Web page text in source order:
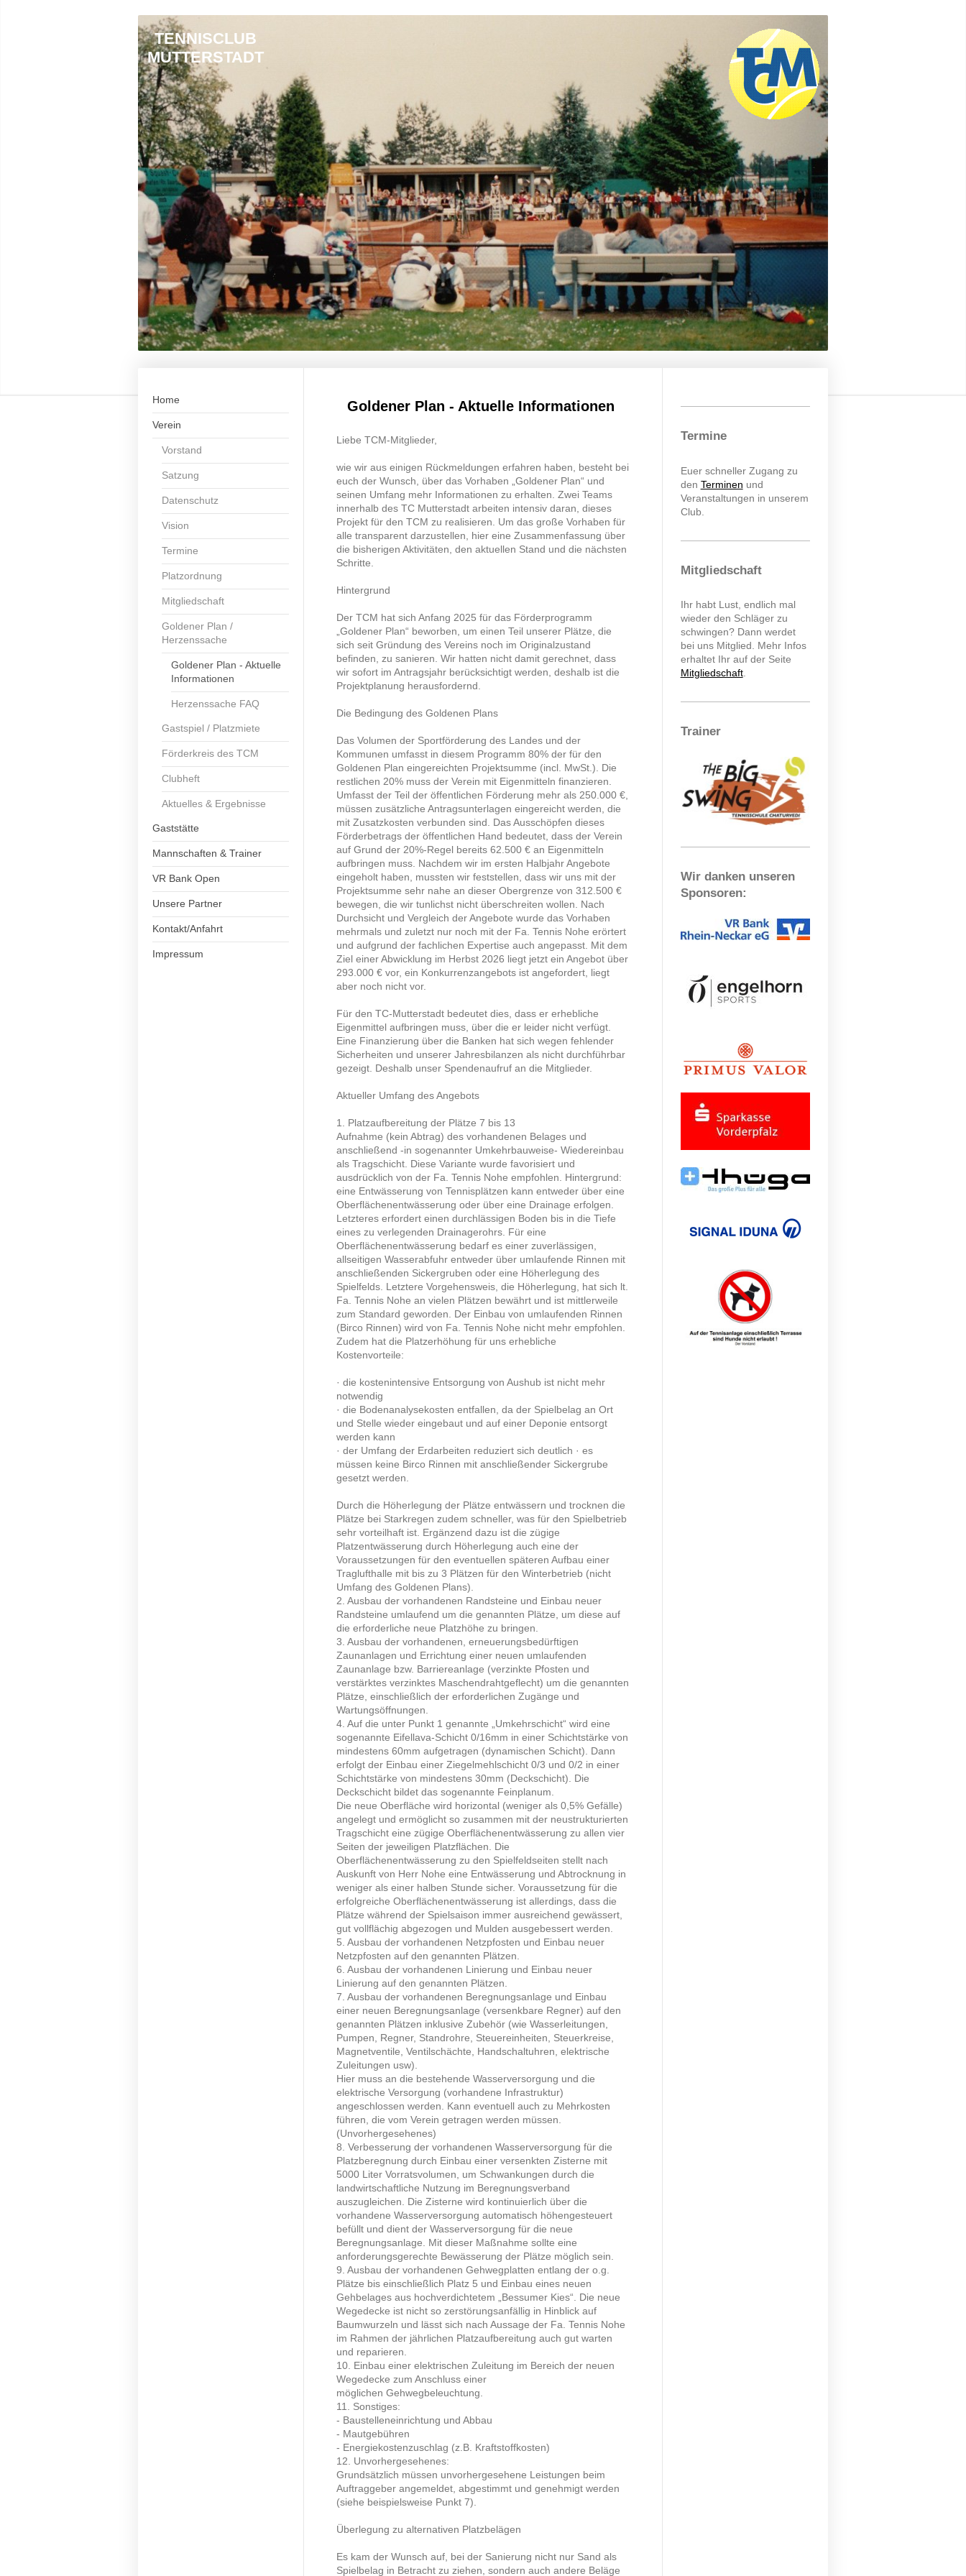
TENNISCLUB
MUTTERSTADT
Home
Verein
Vorstand
Satzung
Datenschutz
Vision
Termine
Platzordnung
Mitgliedschaft
Goldener Plan /
Herzenssache
Goldener Plan - Aktuelle
Informationen
Herzenssache FAQ
Gastspiel / Platzmiete
Förderkreis des TCM
Clubheft
Aktuelles & Ergebnisse
Gaststätte
Mannschaften & Trainer
VR Bank Open
Unsere Partner
Kontakt/Anfahrt
Impressum
Goldener Plan - Aktuelle Informationen
Liebe TCM-Mitglieder,
wie wir aus einigen Rückmeldungen erfahren haben, besteht bei
euch der Wunsch, über das Vorhaben „Goldener Plan“ und
seinen Umfang mehr Informationen zu erhalten. Zwei Teams
innerhalb des TC Mutterstadt arbeiten intensiv daran, dieses
Projekt für den TCM zu realisieren. Um das große Vorhaben für
alle transparent darzustellen, hier eine Zusammenfassung über
die bisherigen Aktivitäten, den aktuellen Stand und die nächsten
Schritte.
Hintergrund
Der TCM hat sich Anfang 2025 für das Förderprogramm
„Goldener Plan“ beworben, um einen Teil unserer Plätze, die
sich seit Gründung des Vereins noch im Originalzustand
befinden, zu sanieren. Wir hatten nicht damit gerechnet, dass
wir sofort im Antragsjahr berücksichtigt werden, deshalb ist die
Projektplanung herausfordernd.
Die Bedingung des Goldenen Plans
Das Volumen der Sportförderung des Landes und der
Kommunen umfasst in diesem Programm 80% der für den
Goldenen Plan eingereichten Projektsumme (incl. MwSt.). Die
restlichen 20% muss der Verein mit Eigenmitteln finanzieren.
Umfasst der Teil der öffentlichen Förderung mehr als 250.000 €,
müssen zusätzliche Antragsunterlagen eingereicht werden, die
mit Zusatzkosten verbunden sind. Das Ausschöpfen dieses
Förderbetrags der öffentlichen Hand bedeutet, dass der Verein
auf Grund der 20%-Regel bereits 62.500 € an Eigenmitteln
aufbringen muss. Nachdem wir im ersten Halbjahr Angebote
eingeholt haben, mussten wir feststellen, dass wir uns mit der
Projektsumme sehr nahe an dieser Obergrenze von 312.500 €
bewegen, die wir tunlichst nicht überschreiten wollen. Nach
Durchsicht und Vergleich der Angebote wurde das Vorhaben
mehrmals und zuletzt nur noch mit der Fa. Tennis Nohe erörtert
und aufgrund der fachlichen Expertise auch angepasst. Mit dem
Ziel einer Abwicklung im Herbst 2026 liegt jetzt ein Angebot über
293.000 € vor, ein Konkurrenzangebots ist angefordert, liegt
aber noch nicht vor.
Für den TC-Mutterstadt bedeutet dies, dass er erhebliche
Eigenmittel aufbringen muss, über die er leider nicht verfügt.
Eine Finanzierung über die Banken hat sich wegen fehlender
Sicherheiten und unserer Jahresbilanzen als nicht durchführbar
gezeigt. Deshalb unser Spendenaufruf an die Mitglieder.
Aktueller Umfang des Angebots
1. Platzaufbereitung der Plätze 7 bis 13
Aufnahme (kein Abtrag) des vorhandenen Belages und
anschließend -in sogenannter Umkehrbauweise- Wiedereinbau
als Tragschicht. Diese Variante wurde favorisiert und
ausdrücklich von der Fa. Tennis Nohe empfohlen. Hintergrund:
eine Entwässerung von Tennisplätzen kann entweder über eine
Oberflächenentwässerung oder über eine Drainage erfolgen.
Letzteres erfordert einen durchlässigen Boden bis in die Tiefe
eines zu verlegenden Drainagerohrs. Für eine
Oberflächenentwässerung bedarf es einer zuverlässigen,
allseitigen Wasserabfuhr entweder über umlaufende Rinnen mit
anschließenden Sickergruben oder eine Höherlegung des
Spielfelds. Letztere Vorgehensweis, die Höherlegung, hat sich lt.
Fa. Tennis Nohe an vielen Plätzen bewährt und ist mittlerweile
zum Standard geworden. Der Einbau von umlaufenden Rinnen
(Birco Rinnen) wird von Fa. Tennis Nohe nicht mehr empfohlen.
Zudem hat die Platzerhöhung für uns erhebliche
Kostenvorteile:
· die kostenintensive Entsorgung von Aushub ist nicht mehr
notwendig
· die Bodenanalysekosten entfallen, da der Spielbelag an Ort
und Stelle wieder eingebaut und auf einer Deponie entsorgt
werden kann
· der Umfang der Erdarbeiten reduziert sich deutlich · es
müssen keine Birco Rinnen mit anschließender Sickergrube
gesetzt werden.
Durch die Höherlegung der Plätze entwässern und trocknen die
Plätze bei Starkregen zudem schneller, was für den Spielbetrieb
sehr vorteilhaft ist. Ergänzend dazu ist die zügige
Platzentwässerung durch Höherlegung auch eine der
Voraussetzungen für den eventuellen späteren Aufbau einer
Traglufthalle mit bis zu 3 Plätzen für den Winterbetrieb (nicht
Umfang des Goldenen Plans).
2. Ausbau der vorhandenen Randsteine und Einbau neuer
Randsteine umlaufend um die genannten Plätze, um diese auf
die erforderliche neue Platzhöhe zu bringen.
3. Ausbau der vorhandenen, erneuerungsbedürftigen
Zaunanlagen und Errichtung einer neuen umlaufenden
Zaunanlage bzw. Barriereanlage (verzinkte Pfosten und
verstärktes verzinktes Maschendrahtgeflecht) um die genannten
Plätze, einschließlich der erforderlichen Zugänge und
Wartungsöffnungen.
4. Auf die unter Punkt 1 genannte „Umkehrschicht“ wird eine
sogenannte Eifellava-Schicht 0/16mm in einer Schichtstärke von
mindestens 60mm aufgetragen (dynamischen Schicht). Dann
erfolgt der Einbau einer Ziegelmehlschicht 0/3 und 0/2 in einer
Schichtstärke von mindestens 30mm (Deckschicht). Die
Deckschicht bildet das sogenannte Feinplanum.
Die neue Oberfläche wird horizontal (weniger als 0,5% Gefälle)
angelegt und ermöglicht so zusammen mit der neustrukturierten
Tragschicht eine zügige Oberflächenentwässerung zu allen vier
Seiten der jeweiligen Platzflächen. Die
Oberflächenentwässerung zu den Spielfeldseiten stellt nach
Auskunft von Herr Nohe eine Entwässerung und Abtrocknung in
weniger als einer halben Stunde sicher. Voraussetzung für die
erfolgreiche Oberflächenentwässerung ist allerdings, dass die
Plätze während der Spielsaison immer ausreichend gewässert,
gut vollflächig abgezogen und Mulden ausgebessert werden.
5. Ausbau der vorhandenen Netzpfosten und Einbau neuer
Netzpfosten auf den genannten Plätzen.
6. Ausbau der vorhandenen Linierung und Einbau neuer
Linierung auf den genannten Plätzen.
7. Ausbau der vorhandenen Beregnungsanlage und Einbau
einer neuen Beregnungsanlage (versenkbare Regner) auf den
genannten Plätzen inklusive Zubehör (wie Wasserleitungen,
Pumpen, Regner, Standrohre, Steuereinheiten, Steuerkreise,
Magnetventile, Ventilschächte, Handschaltuhren, elektrische
Zuleitungen usw).
Hier muss an die bestehende Wasserversorgung und die
elektrische Versorgung (vorhandene Infrastruktur)
angeschlossen werden. Kann eventuell auch zu Mehrkosten
führen, die vom Verein getragen werden müssen.
(Unvorhergesehenes)
8. Verbesserung der vorhandenen Wasserversorgung für die
Platzberegnung durch Einbau einer versenkten Zisterne mit
5000 Liter Vorratsvolumen, um Schwankungen durch die
landwirtschaftliche Nutzung im Beregnungsverband
auszugleichen. Die Zisterne wird kontinuierlich über die
vorhandene Wasserversorgung automatisch höhengesteuert
befüllt und dient der Wasserversorgung für die neue
Beregnungsanlage. Mit dieser Maßnahme sollte eine
anforderungsgerechte Bewässerung der Plätze möglich sein.
9. Ausbau der vorhandenen Gehwegplatten entlang der o.g.
Plätze bis einschließlich Platz 5 und Einbau eines neuen
Gehbelages aus hochverdichtetem „Bessumer Kies“. Die neue
Wegedecke ist nicht so zerstörungsanfällig in Hinblick auf
Baumwurzeln und lässt sich nach Aussage der Fa. Tennis Nohe
im Rahmen der jährlichen Platzaufbereitung auch gut warten
und reparieren.
10. Einbau einer elektrischen Zuleitung im Bereich der neuen
Wegedecke zum Anschluss einer
möglichen Gehwegbeleuchtung.
11. Sonstiges:
- Baustelleneinrichtung und Abbau
- Mautgebühren
- Energiekostenzuschlag (z.B. Kraftstoffkosten)
12. Unvorhergesehenes:
Grundsätzlich müssen unvorhergesehene Leistungen beim
Auftraggeber angemeldet, abgestimmt und genehmigt werden
(siehe beispielsweise Punkt 7).
Überlegung zu alternativen Platzbelägen
Es kam der Wunsch auf, bei der Sanierung nicht nur Sand als
Spielbelag in Betracht zu ziehen, sondern auch andere Beläge
Termine
Euer schneller Zugang zu
den Terminen und
Veranstaltungen in unserem
Club.
Mitgliedschaft
Ihr habt Lust, endlich mal
wieder den Schläger zu
schwingen? Dann werdet
bei uns Mitglied. Mehr Infos
erhaltet Ihr auf der Seite
Mitgliedschaft.
Trainer
Wir danken unseren
Sponsoren: